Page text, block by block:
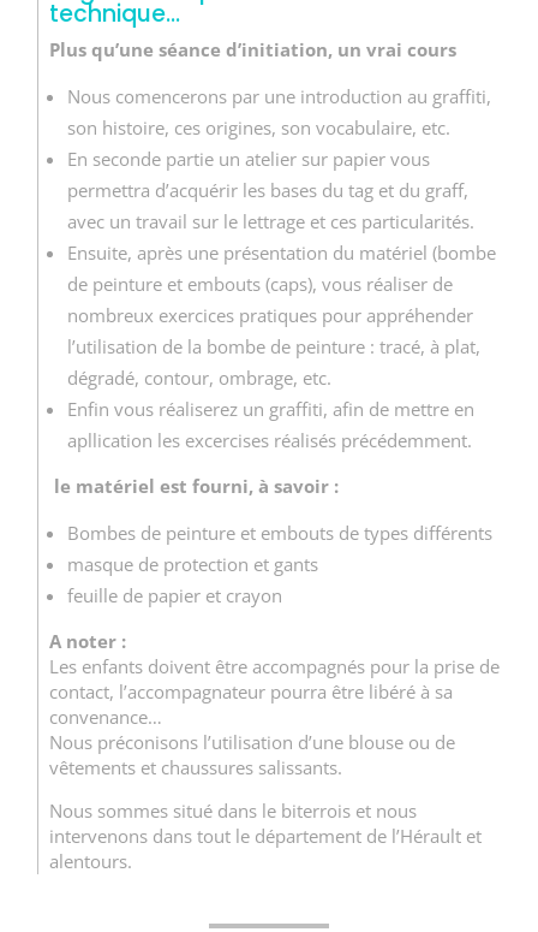
technique…
Plus qu’une séance d’initiation, un vrai cours
Nous comencerons par une introduction au graffiti,
son histoire, ces origines, son vocabulaire, etc.
En seconde partie un atelier sur papier vous
permettra d’acquérir les bases du tag et du graff,
avec un travail sur le lettrage et ces particularités.
Ensuite, après une présentation du matériel (bombe
de peinture et embouts (caps), vous réaliser de
nombreux exercices pratiques pour appréhender
l’utilisation de la bombe de peinture : tracé, à plat,
dégradé, contour, ombrage, etc.
Enfin vous réaliserez un graffiti, afin de mettre en
apllication les excercises réalisés précédemment.
le matériel est fourni, à savoir :
Bombes de peinture et embouts de types différents
masque de protection et gants
feuille de papier et crayon
A noter :
Les enfants doivent être accompagnés pour la prise de
contact, l’accompagnateur pourra être libéré à sa
convenance…
Nous préconisons l’utilisation d’une blouse ou de
vêtements et chaussures salissants.
Nous sommes situé dans le biterrois et nous
intervenons dans tout le département de l’Hérault et
alentours.